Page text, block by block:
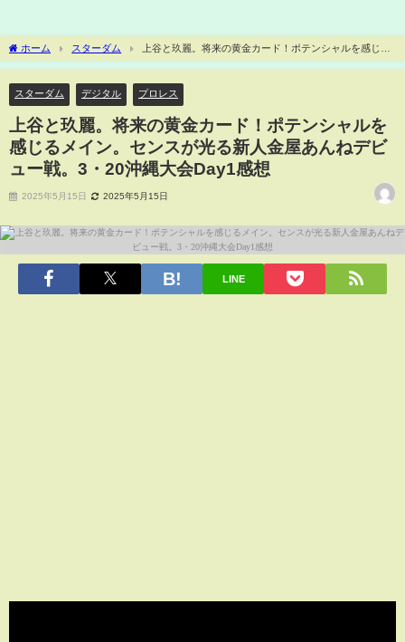
ホーム スターダム
上谷と玖麗。将来の黄金カード！ポテンシャルを感じる
メイン。センスが光る新人金屋あんねデビュー戦。3・20沖縄大会Day1感想
スターダム デジタル プロレス
上谷と玖麗。将来の黄金カード！ポテンシャルを
感じるメイン。センスが光る新人金屋あんねデビ
ュー戦。3・20沖縄大会Day1感想
2025年5月15日 2025年5月15日
LINE